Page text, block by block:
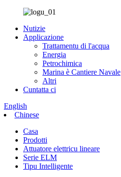
Nutizie
Applicazione
Trattamentu di l'acqua
Energia
Petrochimica
Marina è Cantiere Navale
Altri
Cuntatta ci
English
Chinese
Casa
Prodotti
Attuatore elettricu lineare
Serie ELM
Tipu Intelligente